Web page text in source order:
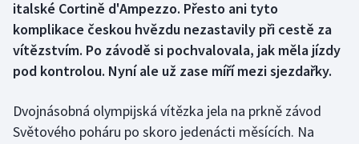
Florbal
Futsal
Golf
italské Cortině d'Ampezzo. Přesto ani tyto
komplikace českou hvězdu nezastavily při cestě za
vítězstvím. Po závodě si pochvalovala, jak měla jízdy
pod kontrolou. Nyní ale už zase míří mezi sjezdařky.
Dvojnásobná olympijská vítězka jela na prkně závod
Světového poháru po skoro jedenácti měsících. Na